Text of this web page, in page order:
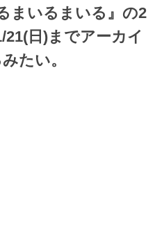
まいるまいる』の2
21(日)までアーカイ
たい。